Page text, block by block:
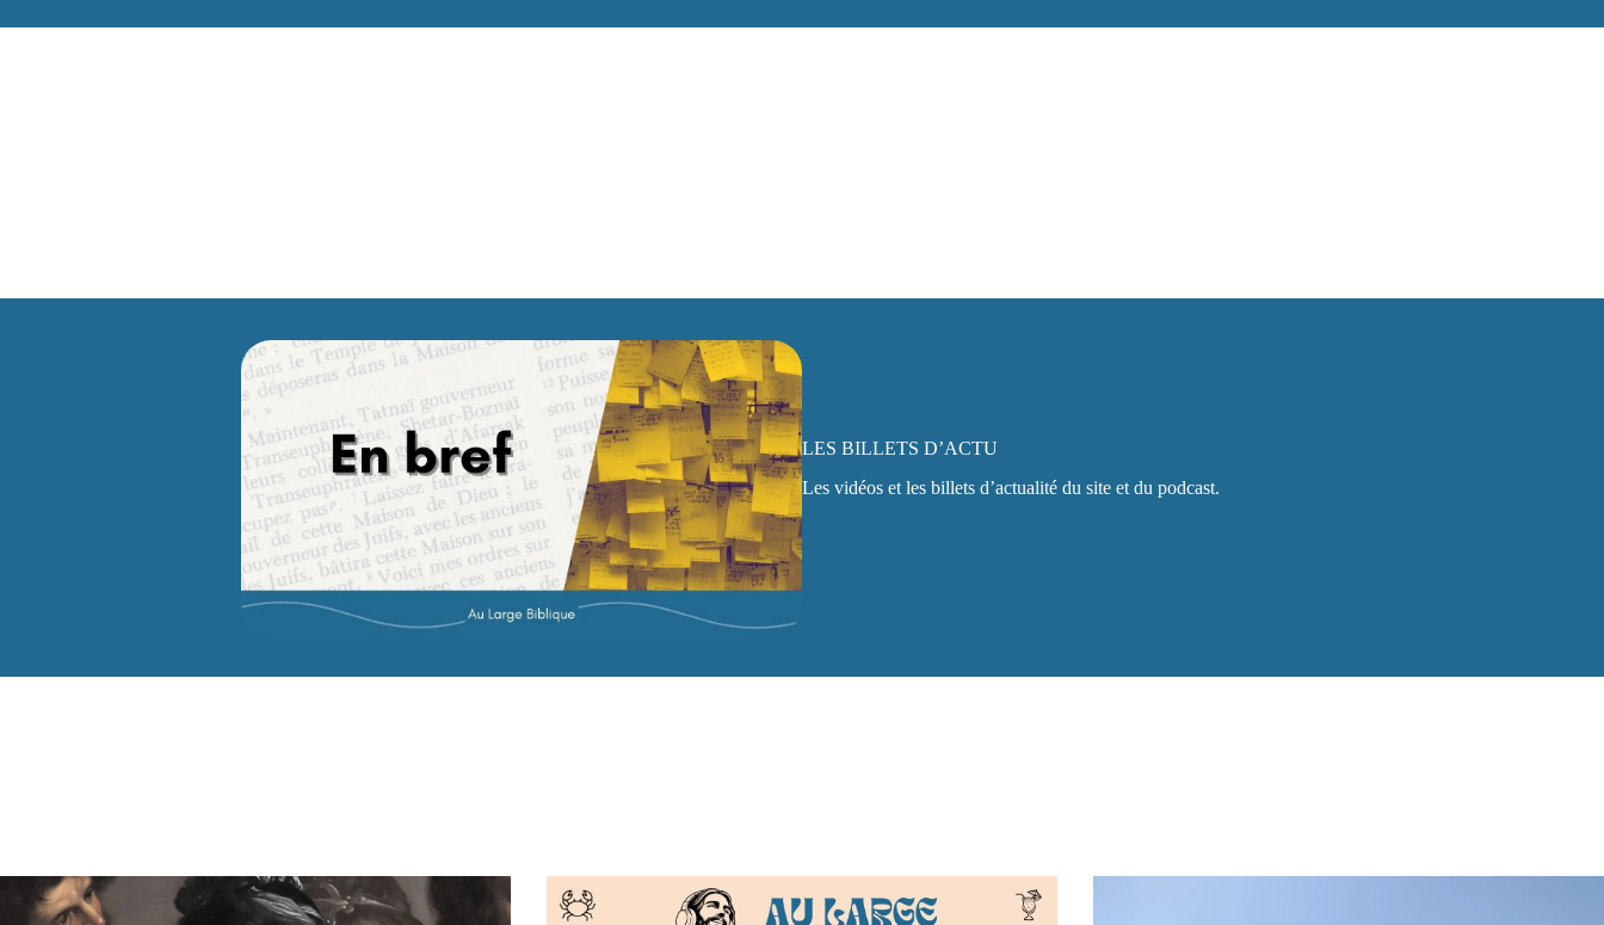
LES BILLETS D’ACTU
Les vidéos et les billets d’actualité du site et du podcast.